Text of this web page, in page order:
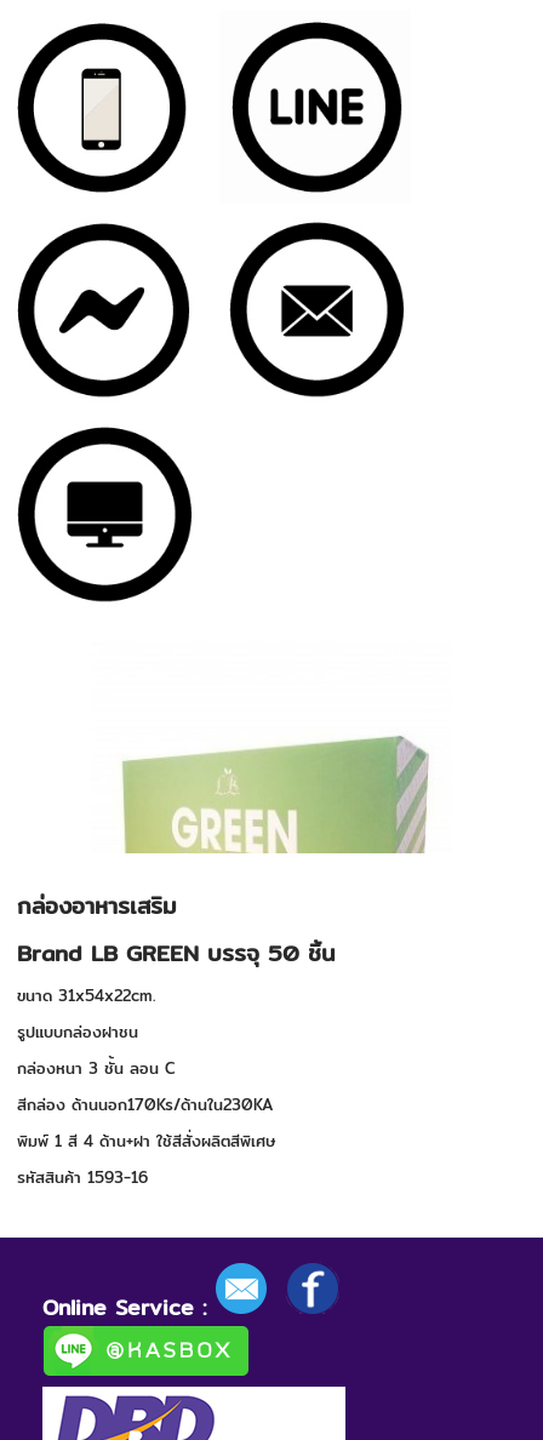
กล่องอาหารเสริม
Brand LB GREEN บรรจุ 50 ชิ้น
ขนาด 31x54x22cm.
รูปแบบกล่องฝาชน
กล่องหนา 3 ชั้น ลอน C
สีกล่อง ด้านนอก170Ks/ด้านใน230KA
พิมพ์ 1 สี 4 ด้าน+ฝา ใช้สีสั่งผลิตสีพิเศษ
รหัสสินค้า 1593-16
Online Service :